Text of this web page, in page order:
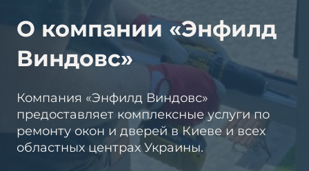
О компании «Энфилд
Виндовс»
Компания «Энфилд Виндовс»
предоставляет комплексные услуги по
ремонту окон и дверей в Киеве и всех
областных центрах Украины.